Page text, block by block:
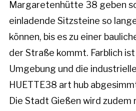
Margaretenhütte 38 geben
einladende Sitzsteine so
können, bis es zu einer
der Straße kommt. Farblich
Umgebung und die
HUETTE38 art hub
Die Stadt Gießen wird zudem